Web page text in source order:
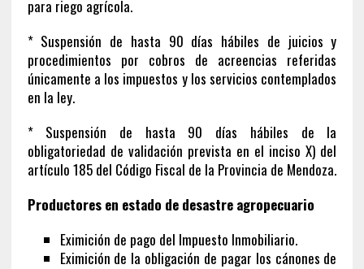
para riego agrícola.
* Suspensión de hasta 90 días hábiles de juicios y
procedimientos por cobros de acreencias referidas
únicamente a los impuestos y los servicios contemplados
en la ley.
* Suspensión de hasta 90 días hábiles de la
obligatoriedad de validación prevista en el inciso X) del
artículo 185 del Código Fiscal de la Provincia de Mendoza.
Productores en estado de desastre agropecuario
Eximición de pago del Impuesto Inmobiliario.
Eximición de la obligación de pagar los cánones de